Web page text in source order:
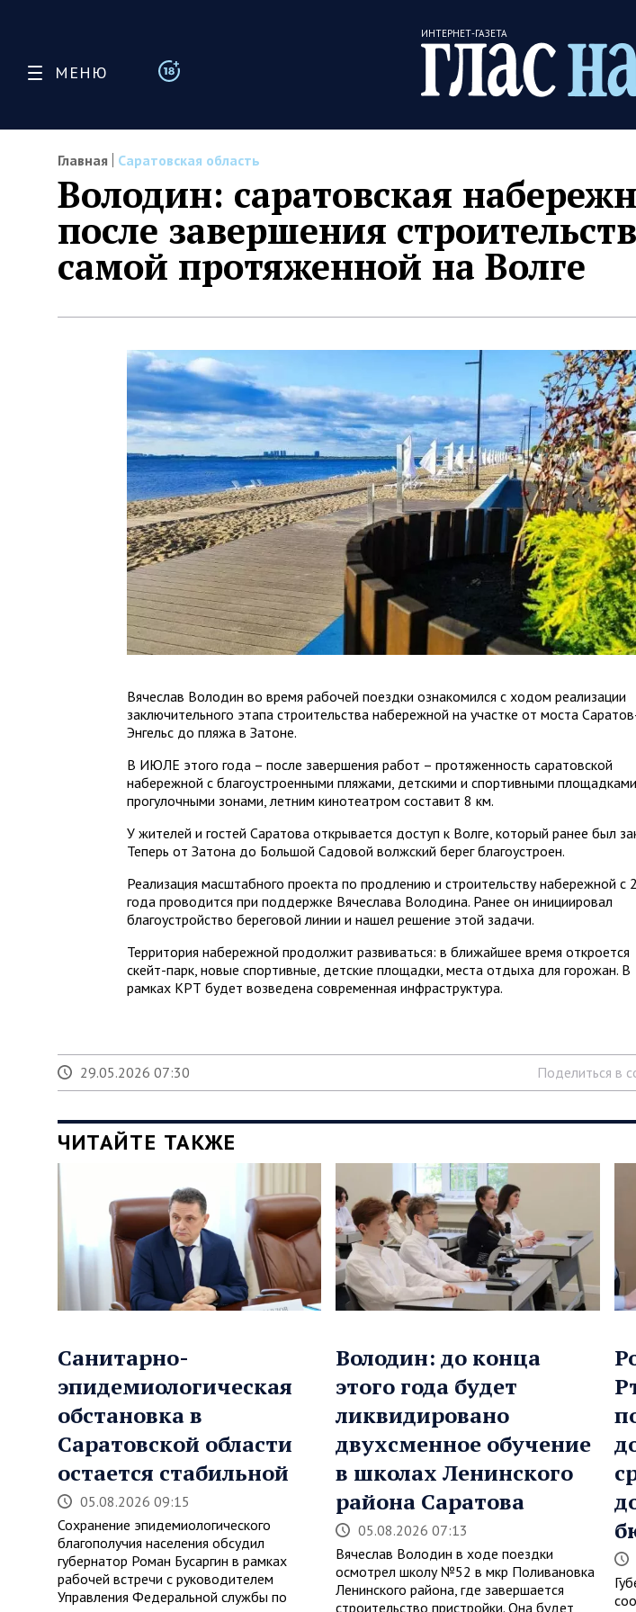
МЕНЮ
ИНТЕРНЕТ-ГАЗЕТА
Главная Саратовская область
Володин: саратовская
после завершения
самой протяженной на Волге
Вячеслав Володин во время рабочей поездки ознакомился с ходом реализации
заключительного этапа строительства набережной на участке от моста
Энгельс до пляжа в Затоне.
В ИЮЛЕ этого года – после завершения работ – протяженность саратовской
набережной с благоустроенными пляжами, детскими и спортивными площадками,
прогулочными зонами, летним кинотеатром составит 8 км.
У жителей и гостей Саратова открывается доступ к Волге, который ранее был
Теперь от Затона до Большой Садовой волжский берег благоустроен.
Реализация масштабного проекта по продлению и строительству набережной с
года проводится при поддержке Вячеслава Володина. Ранее он инициировал
благоустройство береговой линии и нашел решение этой задачи.
Территория набережной продолжит развиваться: в ближайшее время откроется
скейт-парк, новые спортивные, детские площадки, места отдыха для горожан. В
рамках КРТ будет возведена современная инфраструктура.
29.05.2026 07:30 Поделиться в
ЧИТАЙТЕ ТАКЖЕ
Санитарно-
эпидемиологическая
обстановка в
Саратовской области
остается стабильной
05.08.2026 09:15
Сохранение эпидемиологического
благополучия населения обсудил
губернатор Роман Бусаргин в рамках
рабочей встречи с руководителем
Управления Федеральной службы по
Володин: до конца
этого года будет
ликвидировано
двухсменное обучение
в школах Ленинского
района Саратова
05.08.2026 07:13
Вячеслав Володин в ходе поездки
осмотрел школу №52 в мкр Поливановка
Ленинского района, где завершается
строительство пристройки. Она будет